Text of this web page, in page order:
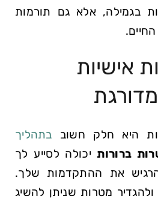
בגמילה, אלא גם תורמות
אישיות
היא חלק חשוב בתהליך
ברורותיכולה לסייע⁣ לך
את ⁣ההתקדמות שלך.
מטרות שניתן להשיג